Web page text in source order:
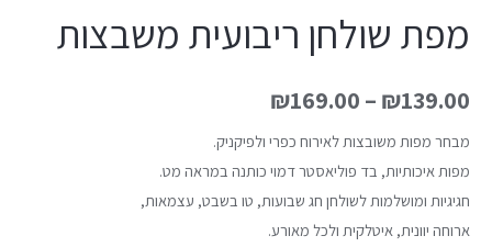
מפת שולחן ריבועית משבצות
₪139.00
–
₪169.00
מבחר מפות משובצות לאירוח כפרי ולפיקניק.
מפות איכותיות, בד פוליאסטר דמוי כותנה במראה מט.
חגיגיות ומושלמות לשולחן חג שבועות, טו בשבט, עצמאות,
ארוחה יוונית, איטלקית ולכל מאורע.